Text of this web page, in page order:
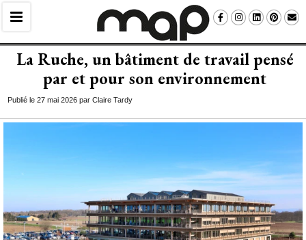
La Ruche, un bâtiment de travail pensé
par et pour son environnement
Publié le 27 mai 2026 par Claire Tardy